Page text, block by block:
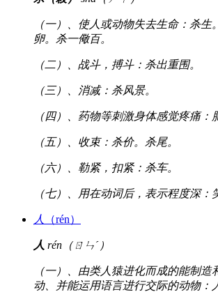
（一）、使人或动物失去生命：杀生
卵。杀一儆百。
（二）、战斗，搏斗：杀出重围。
（三）、消减：杀风景。
（四）、药物等刺激身体感觉疼痛：
（五）、收束：杀价。杀尾。
（六）、勒紧，扣紧：杀车。
（七）、用在动词后，表示程度深：
人 （rén）
人 rén（ㄖㄣˊ）
（一）、由类人猿进化而成的能制造
动、并能运用语言进行交际的动物：